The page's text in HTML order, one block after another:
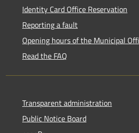
Identity Card Office Reservation
Reporting a fault
Opening hours of the Municipal
Read the FAQ
Transparent administration
Public Notice Board